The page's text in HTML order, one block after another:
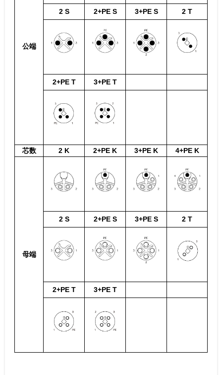
公端
2 S 2+PE S 3+PE S 2 T
2+PE T 3+PE T
芯数 2 K 2+PE K 3+PE K 4+PE K
母端
2 S 2+PE S 3+PE S 2 T
2+PE T 3+PE T